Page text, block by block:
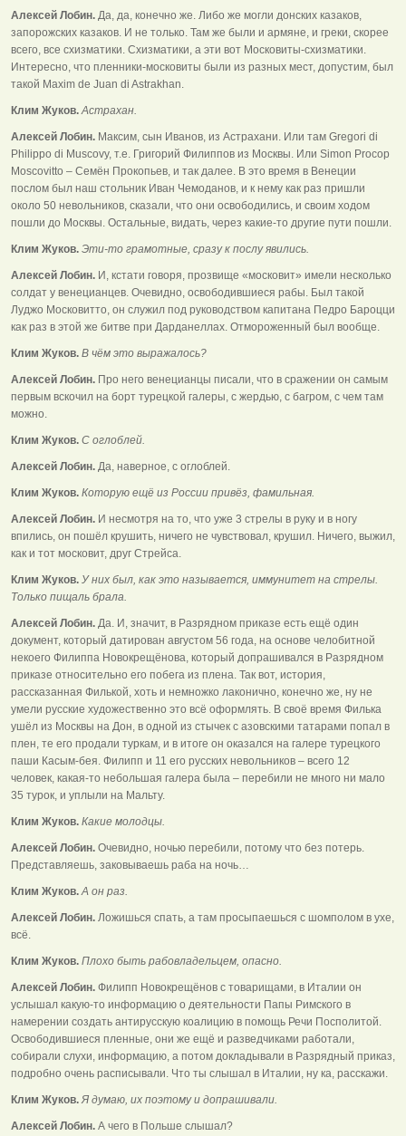
Алексей Лобин. Да, да, конечно же. Либо же могли донских казаков,
запорожских казаков. И не только. Там же были и армяне, и греки, скорее
всего, все схизматики. Схизматики, а эти вот Московиты-схизматики.
Интересно, что пленники-московиты были из разных мест, допустим, был
такой Maxim de Juan di Astrakhan.
Клим Жуков.Астрахан.
Алексей Лобин. Максим, сын Иванов, из Астрахани. Или там Gregori di
Philippo di Muscovy, т.е. Григорий Филиппов из Москвы. Или Simon Procop
Moscovitto – Семён Прокопьев, и так далее. В это время в Венеции
послом был наш стольник Иван Чемоданов, и к нему как раз пришли
около 50 невольников, сказали, что они освободились, и своим ходом
пошли до Москвы. Остальные, видать, через какие-то другие пути пошли.
Клим Жуков. Эти-то грамотные, сразу к послу явились.
Алексей Лобин. И, кстати говоря, прозвище «московит» имели несколько
солдат у венецианцев. Очевидно, освободившиеся рабы. Был такой
Луджо Московитто, он служил под руководством капитана Педро Бароцци
как раз в этой же битве при Дарданеллах. Отмороженный был вообще.
Клим Жуков. В чём это выражалось?
Алексей Лобин. Про него венецианцы писали, что в сражении он самым
первым вскочил на борт турецкой галеры, с жердью, с багром, с чем там
можно.
Клим Жуков. С оглоблей.
Алексей Лобин. Да, наверное, с оглоблей.
Клим Жуков. Которую ещё из России привёз, фамильная.
Алексей Лобин. И несмотря на то, что уже 3 стрелы в руку и в ногу
впились, он пошёл крушить, ничего не чувствовал, крушил. Ничего, выжил,
как и тот московит, друг Стрейса.
Клим Жуков. У них был, как это называется, иммунитет на стрелы.
Только пищаль брала.
Алексей Лобин. Да. И, значит, в Разрядном приказе есть ещё один
документ, который датирован августом 56 года, на основе челобитной
некоего Филиппа Новокрещёнова, который допрашивался в Разрядном
приказе относительно его побега из плена. Так вот, история,
рассказанная Филькой, хоть и немножко лаконично, конечно же, ну не
умели русские художественно это всё оформлять. В своё время Филька
ушёл из Москвы на Дон, в одной из стычек с азовскими татарами попал в
плен, те его продали туркам, и в итоге он оказался на галере турецкого
паши Касым-бея. Филипп и 11 его русских невольников – всего 12
человек, какая-то небольшая галера была – перебили не много ни мало
35 турок, и уплыли на Мальту.
Клим Жуков. Какие молодцы.
Алексей Лобин. Очевидно, ночью перебили, потому что без потерь.
Представляешь, заковываешь раба на ночь…
Клим Жуков.А он раз.
Алексей Лобин. Ложишься спать, а там просыпаешься с шомполом в ухе,
всё.
Клим Жуков. Плохо быть рабовладельцем, опасно.
Алексей Лобин. Филипп Новокрещёнов с товарищами, в Италии он
услышал какую-то информацию о деятельности Папы Римского в
намерении создать антирусскую коалицию в помощь Речи Посполитой.
Освободившиеся пленные, они же ещё и разведчиками работали,
собирали слухи, информацию, а потом докладывали в Разрядный приказ,
подробно очень расписывали. Что ты слышал в Италии, ну ка, расскажи.
Клим Жуков.Я думаю, их поэтому и допрашивали.
Алексей Лобин. А чего в Польше слышал?